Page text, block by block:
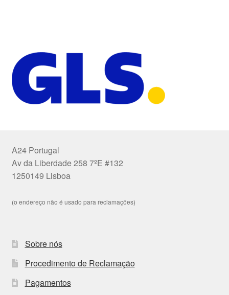
A24 Portugal
Av da Liberdade 258 7ºE #132
1250149 Lisboa
(o endereço não é usado para reclamações)
Sobre nós
Procedimento de Reclamação
Pagamentos